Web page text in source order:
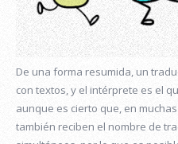
De una forma resumida, un
con textos, y el intérprete es el
aunque es cierto que, en
también reciben el nombre de